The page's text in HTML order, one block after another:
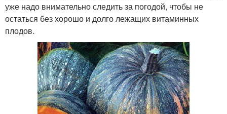
уже надо внимательно следить за погодой, чтобы не
остаться без хорошо и долго лежащих витаминных
плодов.